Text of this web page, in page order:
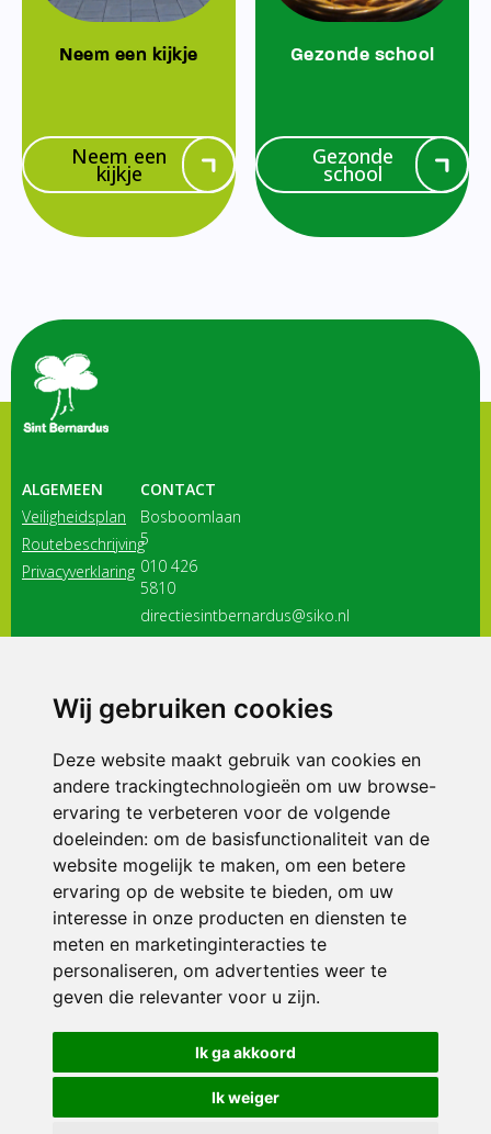
Wij gebruiken cookies
Deze website maakt gebruik van cookies en
andere trackingtechnologieën om uw browse-
ervaring te verbeteren voor de volgende
doeleinden: om de basisfunctionaliteit van de
website mogelijk te maken, om een betere
ervaring op de website te bieden, om uw
interesse in onze producten en diensten te
meten en marketinginteracties te
personaliseren, om advertenties weer te
geven die relevanter voor u zijn.
Ik ga akkoord
Ik weiger
Neem een kijkje
Neem een
kijkje
Gezonde school
Gezonde
school
ALGEMEEN
Veiligheidsplan
Routebeschrijving
Privacyverklaring
CONTACT
Bosboomlaan
5
010 426
5810
directiesintbernardus@siko.nl
3116 JB
ONDERDEEL VAN
© 2026 Sint Bernardus | Alle rechten voorbehouden
Privacy policy|Disclaimer| Klachtenregeling|RSIN en Anbi
voorkeuren
Crealisatie The MindOffice